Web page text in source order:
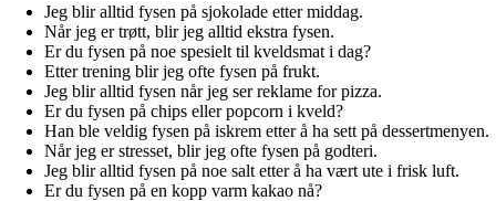
Jeg blir alltid fysen på sjokolade etter middag.
Når jeg er trøtt, blir jeg alltid ekstra fysen.
Er du fysen på noe spesielt til kveldsmat i dag?
Etter trening blir jeg ofte fysen på frukt.
Jeg blir alltid fysen når jeg ser reklame for pizza.
Er du fysen på chips eller popcorn i kveld?
Han ble veldig fysen på iskrem etter å ha sett på dessertmenyen.
Når jeg er stresset, blir jeg ofte fysen på godteri.
Jeg blir alltid fysen på noe salt etter å ha vært ute i frisk luft.
Er du fysen på en kopp varm kakao nå?